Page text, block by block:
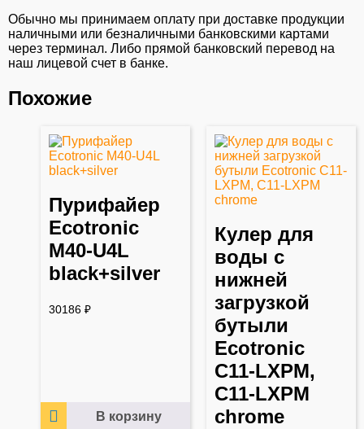
Обычно мы принимаем оплату при доставке продукции
наличными или безналичными банковскими картами
через терминал. Либо прямой банковский перевод на
наш лицевой счет в банке.
Похожие
Пурифайер
Ecotronic
M40-U4L
black+silver
30186 ₽
В корзину
Кулер для
воды с
нижней
загрузкой
бутыли
Ecotronic
C11-LXPM,
C11-LXPM
chrome